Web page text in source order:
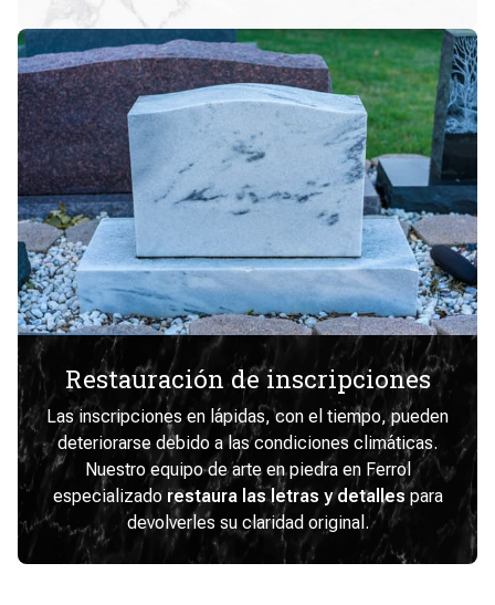
Restauración de inscripciones
Las inscripciones en lápidas, con el tiempo, pueden
deteriorarse debido a las condiciones climáticas.
Nuestro equipo de arte en piedra en Ferrol
especializado restaura las letras y detalles para
devolverles su claridad original.